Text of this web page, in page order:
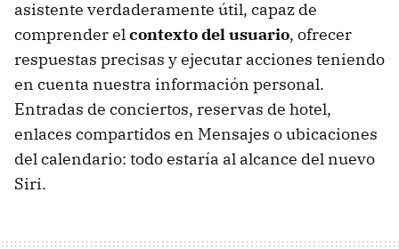
asistente verdaderamente útil, capaz de
comprender elcontexto del usuario, ofrecer
respuestas precisas y ejecutar acciones teniendo
en cuenta nuestra información personal.
Entradas de conciertos, reservas de hotel,
enlaces compartidos en Mensajes o ubicaciones
del calendario: todo estaría al alcance del nuevo
Siri.